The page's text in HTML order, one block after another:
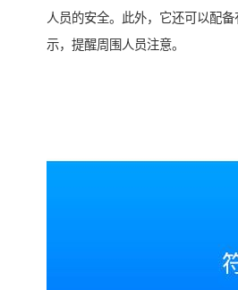
人员的安全。此外，它还可以配
示，提醒周围人员注意。